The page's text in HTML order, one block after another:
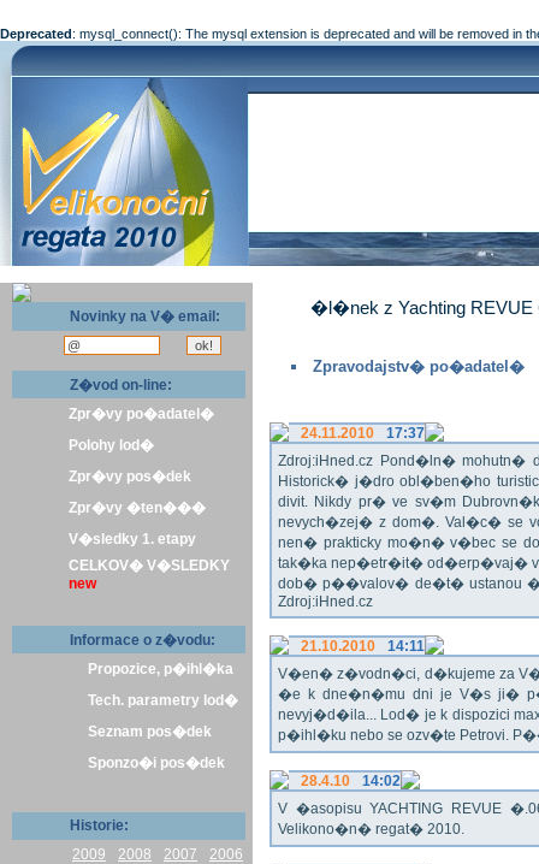
Deprecated: mysql_connect(): The mysql extension is deprecated and will be removed in
Novinky na V� email:
Z�vod on-line:
Zpr�vy po�adatel�
Polohy lod�
Zpr�vy pos�dek
Zpr�vy �ten���
V�sledky 1. etapy
CELKOV� V�SLEDKY
new
Informace o z�vodu:
Propozice, p�ihl�ka
Tech. parametry lod�
Seznam pos�dek
Sponzo�i pos�dek
Historie:
2009
2008 2007
2006
�l�nek z Yachting REVUE
Zpravodajstv� po�adatel�
24.11.2010
17:37
Zdroj:iHned.cz Pond�ln�
Historick� j�dro obl�ben�ho
divit. Nikdy pr� ve sv�m
nevych�zej� z dom�. Val�c� se
nen� prakticky mo�n� v�bec se
tak�ka nep�etr�it� od�erp�vaj�
dob� p��valov� de�t� ustanou
Zdroj:iHned.cz
21.10.2010
14:11
V�en� z�vodn�ci, d�kujeme za V�
�e k dne�n�mu dni je V�s ji�
nevyj�d�ila... Lod� je k dispozici
p�ihl�ku nebo se ozv�te Petrovi.
28.4.10
14:02
V �asopisu YACHTING REVUE
Velikono�n� regat� 2010.